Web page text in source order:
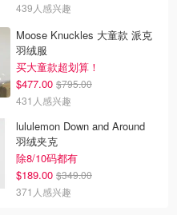
439人感兴趣
Moose Knuckles 大童款 派克
羽绒服
买大童款超划算！
$477.00 $795.00
431人感兴趣
lululemon Down and Around
羽绒夹克
除8/10码都有
$189.00 $349.00
371人感兴趣